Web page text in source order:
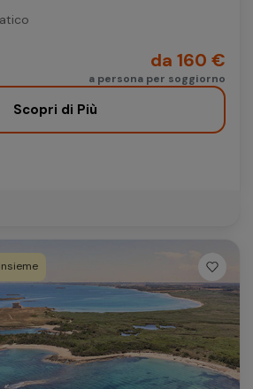
da 160 €
a persona per soggiorno
Scopri di Più